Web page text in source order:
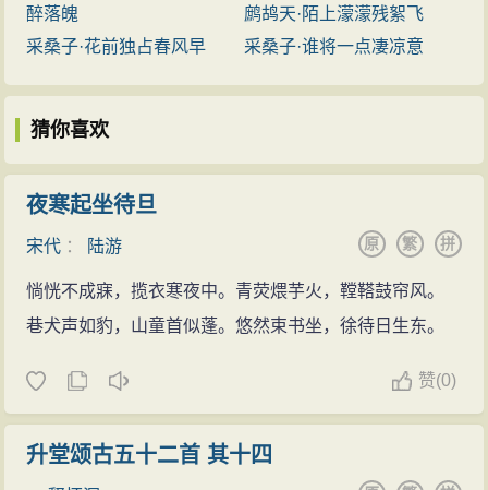
词人时，称晏殊为大晏，称晏几道
小晏。《雪浪斋日记》云：“晏叔原
工小词，不愧六朝宫掖体。”如《鹧
桃花扇底风”等等词句，备受人们的
醉落魄
鹧鸪天·陌上濛濛残絮飞
采桑子·花前独占春风早
采桑子·谁将一点凄凉意
猜你喜欢
夜寒起坐待旦
宋代 ： 陆游 拼
繁
原
惝恍不成寐，揽衣寒夜中。青荧煨芋火，鞺鞳鼓帘风。
巷犬声如豹，山童首似蓬。悠然束书坐，徐待日生东。
赞(0)
升堂颂古五十二首 其十四